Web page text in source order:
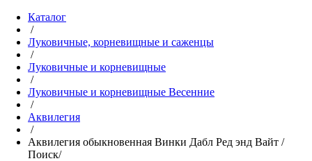
Каталог
/
Луковичные, корневищные и саженцы
/
Луковичные и корневищные
/
Луковичные и корневищные Весенние
/
Аквилегия
/
Аквилегия обыкновенная Винки Дабл Ред энд Вайт /
Поиск/